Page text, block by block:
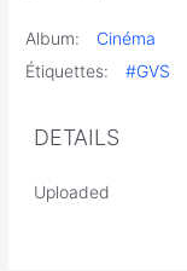
Album:
Cinéma
Étiquettes:
#GVS
DETAILS
Uploaded